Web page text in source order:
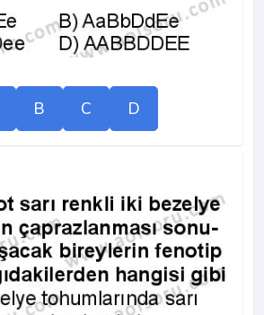
B C D